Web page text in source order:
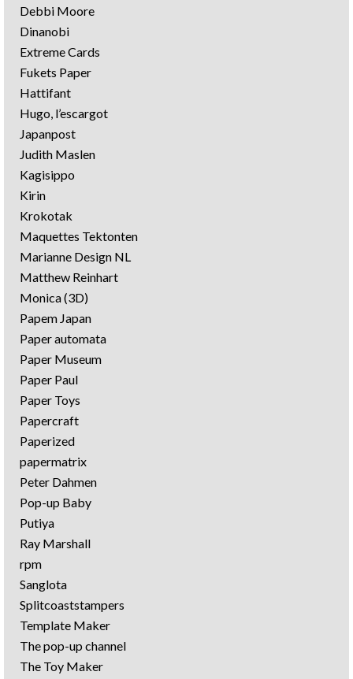
Debbi Moore
Dinanobi
Extreme Cards
Fukets Paper
Hattifant
Hugo, l’escargot
Japanpost
Judith Maslen
Kagisippo
Kirin
Krokotak
Maquettes Tektonten
Marianne Design NL
Matthew Reinhart
Monica (3D)
Papem Japan
Paper automata
Paper Museum
Paper Paul
Paper Toys
Papercraft
Paperized
papermatrix
Peter Dahmen
Pop-up Baby
Putiya
Ray Marshall
rpm
Sanglota
Splitcoaststampers
Template Maker
The pop-up channel
The Toy Maker